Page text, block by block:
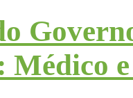
Médico